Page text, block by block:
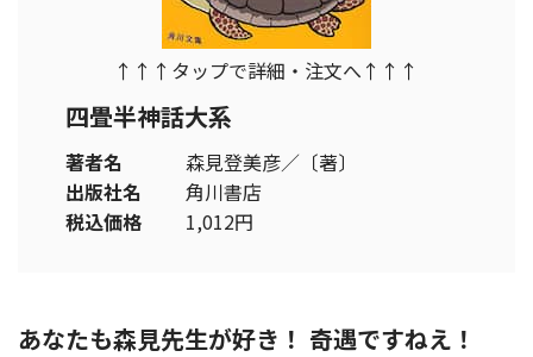
↑↑↑タップで詳細・注文へ↑↑↑
四畳半神話大系
著者名
森見登美彦／〔著〕
出版社名
角川書店
税込価格
1,012円
あなたも森見先生が好き！ 奇遇ですねえ！